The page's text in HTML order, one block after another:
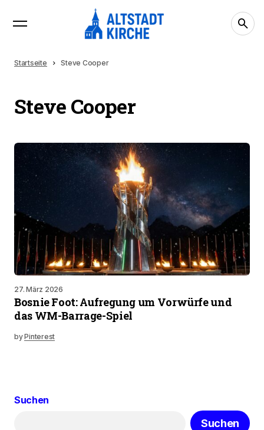
Startseite Steve Cooper
Steve Cooper
27. März 2026
Bosnie Foot: Aufregung um Vorwürfe und
das WM-Barrage-Spiel
byPinterest
Suchen
Suchen